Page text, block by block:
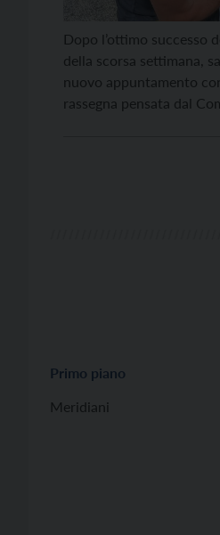
Dopo l’ottimo successo
della scorsa settimana,
nuovo appuntamento
rassegna pensata dal
Primo piano
Meridiani